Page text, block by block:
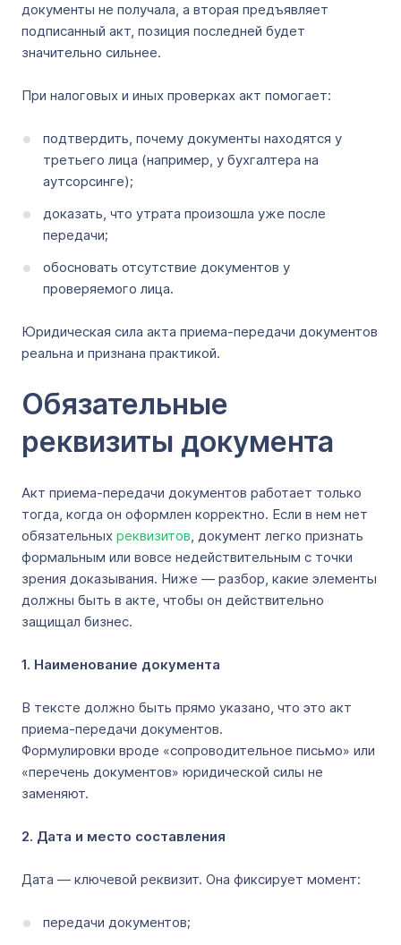
документы не получала, а вторая предъявляет
подписанный акт, позиция последней будет
значительно сильнее.
При налоговых и иных проверках акт помогает:
подтвердить, почему документы находятся у
третьего лица (например, у бухгалтера на
аутсорсинге);
доказать, что утрата произошла уже после
передачи;
обосновать отсутствие документов у
проверяемого лица.
Юридическая сила акта приема-передачи документов
реальна и признана практикой.
Обязательные
реквизиты документа
Акт приема-передачи документов работает только
тогда, когда он оформлен корректно. Если в нем нет
обязательных реквизитов, документ легко признать
формальным или вовсе недействительным с точки
зрения доказывания. Ниже — разбор, какие элементы
должны быть в акте, чтобы он действительно
защищал бизнес.
1. Наименование документа
В тексте должно быть прямо указано, что это акт
приема-передачи документов.
Формулировки вроде «сопроводительное письмо» или
«перечень документов» юридической силы не
заменяют.
2. Дата и место составления
Дата — ключевой реквизит. Она фиксирует момент:
передачи документов;